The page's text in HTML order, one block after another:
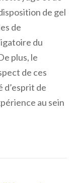
de gel
de
du
plus, le
de ces
d’esprit de
au sein